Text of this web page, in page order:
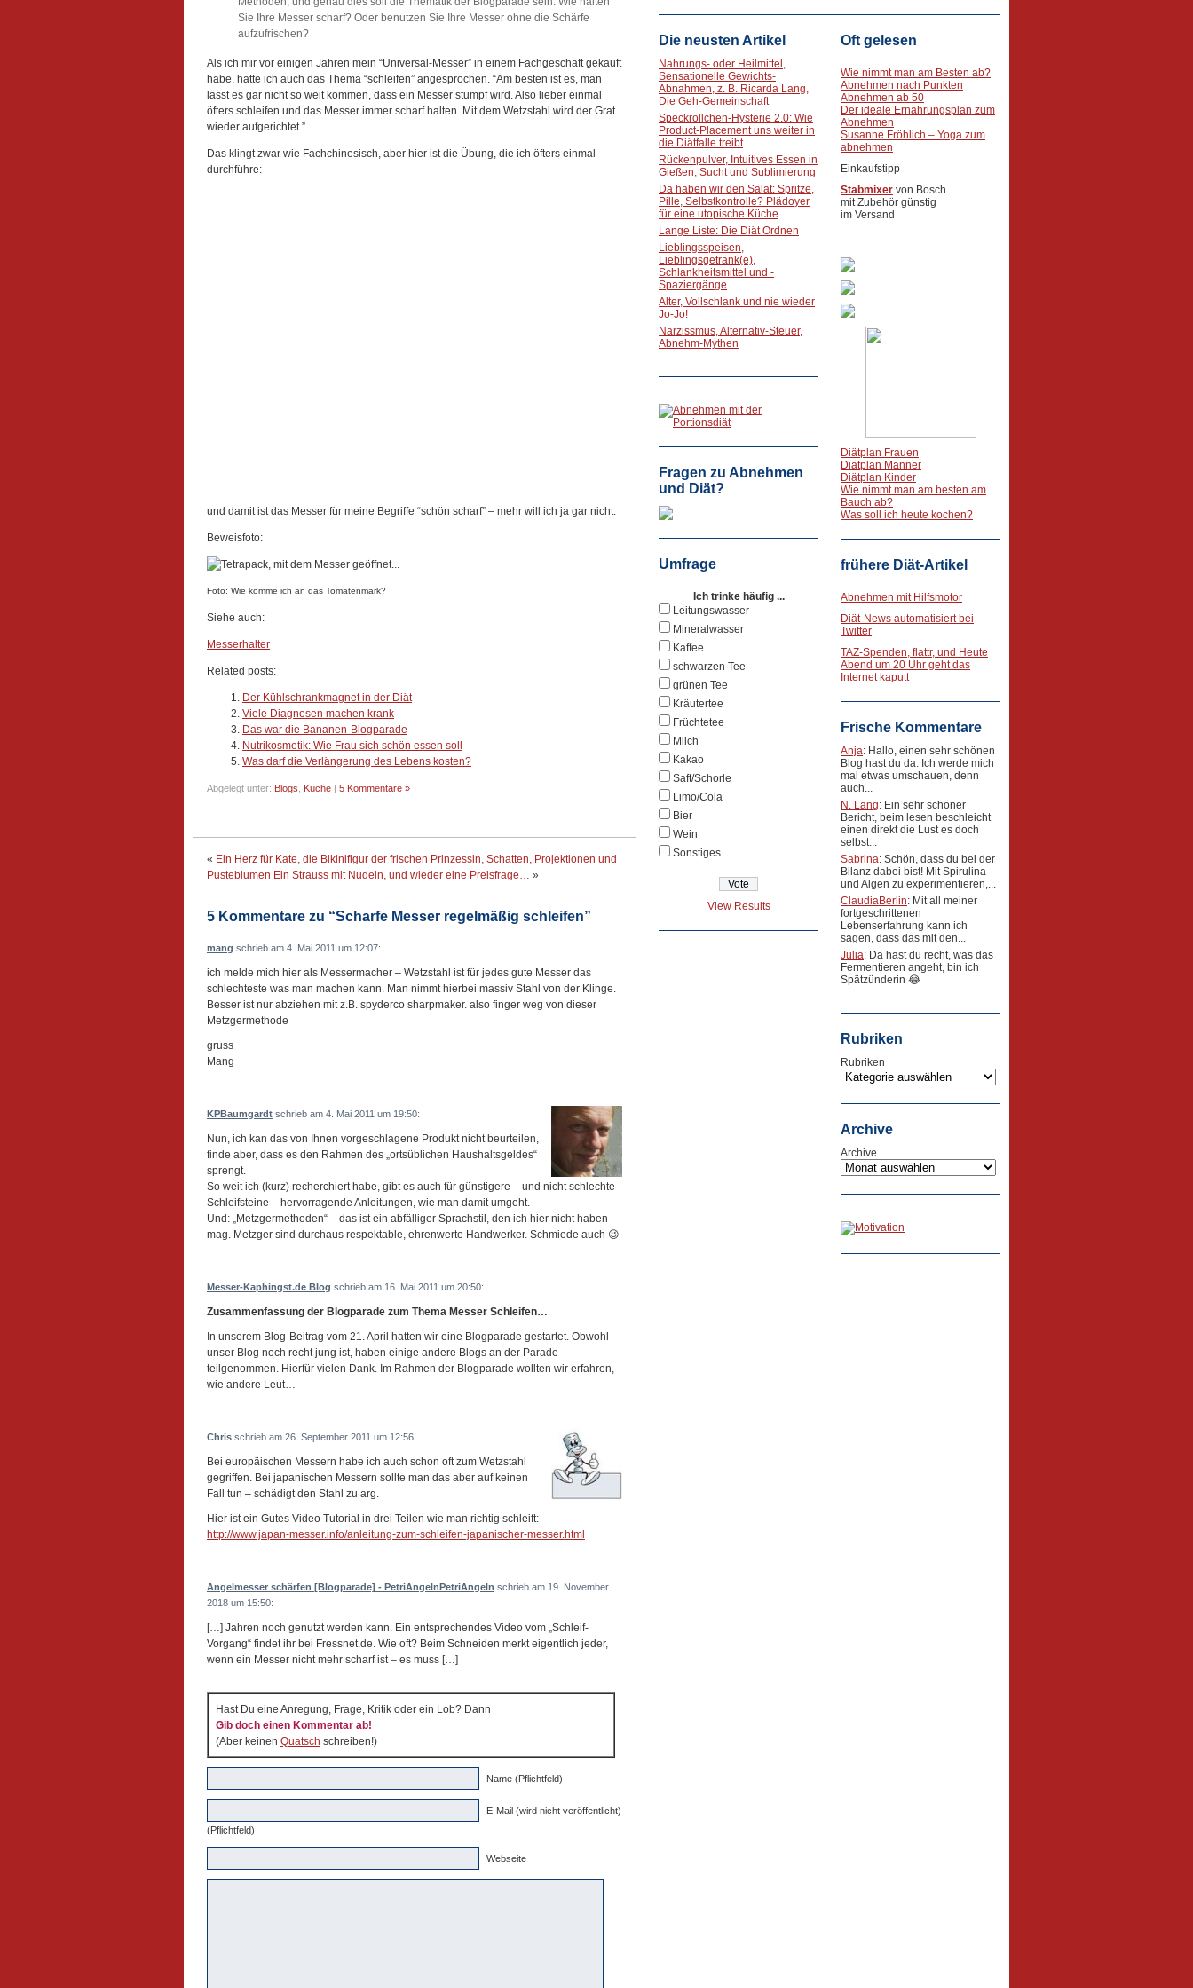
Sie Ihre Messer scharf? Oder benutzen Sie Ihre Messer ohne die Schärfe
aufzufrischen?
Als ich mir vor einigen Jahren mein “Universal-Messer” in einem Fachgeschäft gekauft
habe, hatte ich auch das Thema “schleifen” angesprochen. “Am besten ist es, man
lässt es gar nicht so weit kommen, dass ein Messer stumpf wird. Also lieber einmal
öfters schleifen und das Messer immer scharf halten. Mit dem Wetzstahl wird der Grat
wieder aufgerichtet.”
Das klingt zwar wie Fachchinesisch, aber hier ist die Übung, die ich öfters einmal
durchführe:
und damit ist das Messer für meine Begriffe “schön scharf” – mehr will ich ja gar nicht.
Beweisfoto:
Foto: Wie komme ich an das Tomatenmark?
Siehe auch:
Messerhalter
Related posts:
Der Kühlschrankmagnet in der Diät
Viele Diagnosen machen krank
Das war die Bananen-Blogparade
Nutrikosmetik: Wie Frau sich schön essen soll
Was darf die Verlängerung des Lebens kosten?
Abgelegt unter: Blogs Küche | 5 Kommentare »
« Ein Herz für Kate, die Bikinifigur der frischen Prinzessin, Schatten, Projektionen und
Pusteblumen Ein Strauss mit Nudeln, und wieder eine Preisfrage… »
5 Kommentare zu “Scharfe Messer regelmäßig schleifen”
mang schrieb am 4. Mai 2011 um 12:07:
ich melde mich hier als Messermacher – Wetzstahl ist für jedes gute Messer das
schlechteste was man machen kann. Man nimmt hierbei massiv Stahl von der Klinge.
Besser ist nur abziehen mit z.B. spyderco sharpmaker. also finger weg von dieser
Metzgermethode
gruss
Mang
KPBaumgardt schrieb am 4. Mai 2011 um 19:50:
Nun, ich kan das von Ihnen vorgeschlagene Produkt nicht beurteilen,
finde aber, dass es den Rahmen des „ortsüblichen Haushaltsgeldes“
sprengt.
So weit ich (kurz) recherchiert habe, gibt es auch für günstigere – und nicht schlechte
Schleifsteine – hervorragende Anleitungen, wie man damit umgeht.
Und: „Metzgermethoden“ – das ist ein abfälliger Sprachstil, den ich hier nicht haben
mag. Metzger sind durchaus respektable, ehrenwerte Handwerker. Schmiede auch 😉
Messer-Kaphingst.de Blog schrieb am 16. Mai 2011 um 20:50:
Zusammenfassung der Blogparade zum Thema Messer Schleifen…
In unserem Blog-Beitrag vom 21. April hatten wir eine Blogparade gestartet. Obwohl
unser Blog noch recht jung ist, haben einige andere Blogs an der Parade
teilgenommen. Hierfür vielen Dank. Im Rahmen der Blogparade wollten wir erfahren,
wie andere Leut…
Chris schrieb am 26. September 2011 um 12:56:
Bei europäischen Messern habe ich auch schon oft zum Wetzstahl
gegriffen. Bei japanischen Messern sollte man das aber auf keinen
Fall tun – schädigt den Stahl zu arg.
Hier ist ein Gutes Video Tutorial in drei Teilen wie man richtig schleift:
http://www.japan-messer.info/anleitung-zum-schleifen-japanischer-messer.html
Angelmesser schärfen [Blogparade] - PetriAngelnPetriAngeln schrieb am 19. November
2018 um 15:50:
[…] Jahren noch genutzt werden kann. Ein entsprechendes Video vom „Schleif-
Vorgang“ findet ihr bei Fressnet.de. Wie oft? Beim Schneiden merkt eigentlich jeder,
wenn ein Messer nicht mehr scharf ist – es muss […]
Hast Du eine Anregung, Frage, Kritik oder ein Lob? Dann
Gib doch einen Kommentar ab!
(Aber keinen Quatsch schreiben!)
Name (Pflichtfeld)
E-Mail (wird nicht veröffentlicht)
(Pflichtfeld)
Webseite
Die neusten Artikel
Nahrungs- oder Heilmittel,
Sensationelle Gewichts-
Abnahmen, z. B. Ricarda Lang,
Die Geh-Gemeinschaft
Speckröllchen-Hysterie 2.0: Wie
Product-Placement uns weiter in
die Diätfalle treibt
Rückenpulver, Intuitives Essen in
Gießen, Sucht und Sublimierung
Da haben wir den Salat: Spritze,
Pille, Selbstkontrolle? Plädoyer
für eine utopische Küche
Lange Liste: Die Diät Ordnen
Lieblingsspeisen,
Lieblingsgetränk(e),
Schlankheitsmittel und -
Spaziergänge
Älter, Vollschlank und nie wieder
Jo-Jo!
Narzissmus, Alternativ-Steuer,
Abnehm-Mythen
Fragen zu Abnehmen
und Diät?
Umfrage
Ich trinke häufig ...
Leitungswasser
Mineralwasser
Kaffee
schwarzen Tee
grünen Tee
Kräutertee
Früchtetee
Milch
Kakao
Saft/Schorle
Limo/Cola
Bier
Wein
Sonstiges
View Results
Oft gelesen
Wie nimmt man am Besten ab?
Abnehmen nach Punkten
Abnehmen ab 50
Der ideale Ernährungsplan zum
Abnehmen
Susanne Fröhlich – Yoga zum
abnehmen
Einkaufstipp
Stabmixer von Bosch
mit Zubehör günstig
im Versand
Diätplan Frauen
Diätplan Männer
Diätplan Kinder
Wie nimmt man am besten am
Bauch ab?
Was soll ich heute kochen?
frühere Diät-Artikel
Abnehmen mit Hilfsmotor
Diät-News automatisiert bei
Twitter
TAZ-Spenden, flattr, und Heute
Abend um 20 Uhr geht das
Internet kaputt
Frische Kommentare
Anja: Hallo, einen sehr schönen
Blog hast du da. Ich werde mich
mal etwas umschauen, denn
auch...
N. Lang: Ein sehr schöner
Bericht, beim lesen beschleicht
einen direkt die Lust es doch
selbst...
Sabrina: Schön, dass du bei der
Bilanz dabei bist! Mit Spirulina
und Algen zu experimentieren,...
ClaudiaBerlin: Mit all meiner
fortgeschrittenen
Lebenserfahrung kann ich
sagen, dass das mit den...
Julia: Da hast du recht, was das
Fermentieren angeht, bin ich
Spätzünderin 😂
Rubriken
Rubriken
Archive
Archive